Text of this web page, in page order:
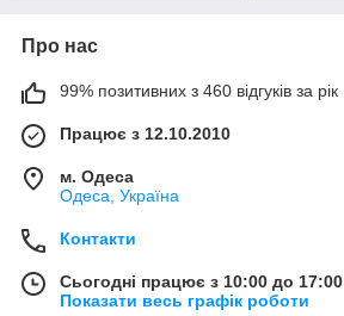
Про нас
99% позитивних з 460 відгуків за рік
Працює з 12.10.2010
м. Одеса
Одеса, Україна
Контакти
Сьогодні працює з 10:00 до 17:00
Показати весь графік роботи